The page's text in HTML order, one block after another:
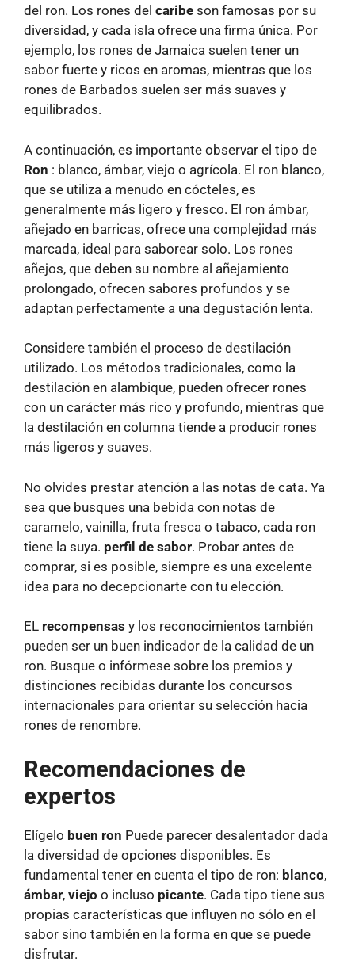
del ron. Los rones del caribe son famosas por su
diversidad, y cada isla ofrece una firma única. Por
ejemplo, los rones de Jamaica suelen tener un
sabor fuerte y ricos en aromas, mientras que los
rones de Barbados suelen ser más suaves y
equilibrados.
A continuación, es importante observar el tipo de
Ron : blanco, ámbar, viejo o agrícola. El ron blanco,
que se utiliza a menudo en cócteles, es
generalmente más ligero y fresco. El ron ámbar,
añejado en barricas, ofrece una complejidad más
marcada, ideal para saborear solo. Los rones
añejos, que deben su nombre al añejamiento
prolongado, ofrecen sabores profundos y se
adaptan perfectamente a una degustación lenta.
Considere también el proceso de destilación
utilizado. Los métodos tradicionales, como la
destilación en alambique, pueden ofrecer rones
con un carácter más rico y profundo, mientras que
la destilación en columna tiende a producir rones
más ligeros y suaves.
No olvides prestar atención a las notas de cata. Ya
sea que busques una bebida con notas de
caramelo, vainilla, fruta fresca o tabaco, cada ron
tiene la suya. perfil de sabor. Probar antes de
comprar, si es posible, siempre es una excelente
idea para no decepcionarte con tu elección.
EL recompensas y los reconocimientos también
pueden ser un buen indicador de la calidad de un
ron. Busque o infórmese sobre los premios y
distinciones recibidas durante los concursos
internacionales para orientar su selección hacia
rones de renombre.
Recomendaciones de
expertos
Elígelo buen ron Puede parecer desalentador dada
la diversidad de opciones disponibles. Es
fundamental tener en cuenta el tipo de ron: blanco,
ámbar, viejo o incluso picante. Cada tipo tiene sus
propias características que influyen no sólo en el
sabor sino también en la forma en que se puede
disfrutar.